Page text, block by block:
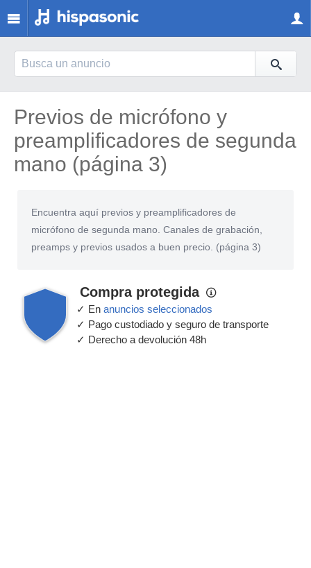
Previos de micrófono y
preamplificadores de segunda
mano (página 3)
Encuentra aquí previos y preamplificadores de
micrófono de segunda mano. Canales de grabación,
preamps y previos usados a buen precio. (página 3)
Compra protegida
✓ En anuncios seleccionados
✓ Pago custodiado y seguro de transporte
✓ Derecho a devolución 48h